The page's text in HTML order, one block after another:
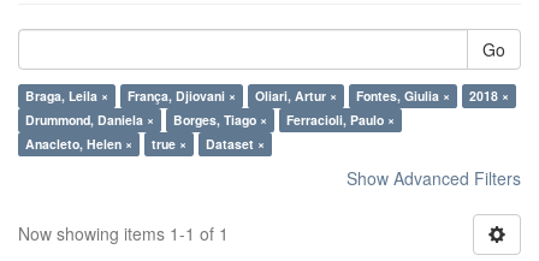
Go
Braga, Leila × França, Djiovani × Oliari, Artur × Fontes, Giulia ×
2018 ×
Drummond, Daniela ×
Borges, Tiago ×
Ferracioli, Paulo ×
Anacleto, Helen ×
true × Dataset ×
Show Advanced Filters
Now showing items 1-1 of 1